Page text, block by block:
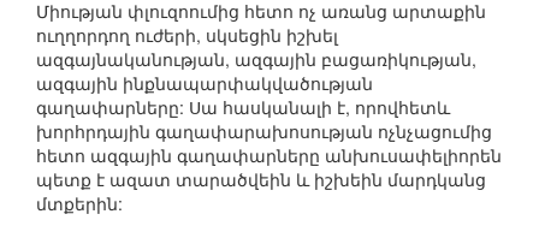
Միության փլուզոումից հետո ոչ առանց արտաքին
ուղղորդող ուժերի, սկսեցին իշխել
ազգայնականության, ազգային բացառիկության,
ազգային ինքնապարփակվածության
գաղափարները: Սա հասկանալի է, որովհետև
խորհրդային գաղափարախոսության ոչնչացումից
հետո ազգային գաղափարները անխուսափելիորեն
պետք է ազատ տարածվեին և իշխեին մարդկանց
մտքերին: